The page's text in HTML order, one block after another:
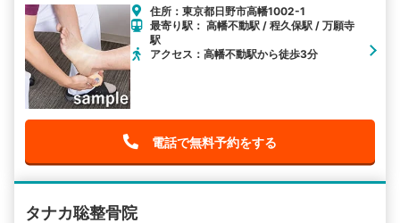
住所：東京都日野市高幡1002-1
最寄り駅： 高幡不動駅 / 程久保駅 / 万願寺
駅
アクセス：高幡不動駅から徒歩3分
電話で無料予約をする
タナカ聡整骨院